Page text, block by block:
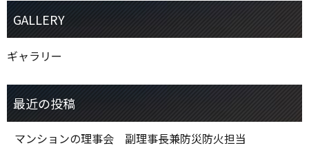
ギャラリー
マンションの理事会 副理事長兼防災防火担当